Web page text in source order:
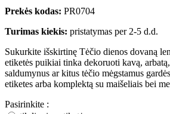
Prekės kodas: PR0704
Turimas kiekis: pristatymas per 2-5 d.d.
Sukurkite išskirtinę Tėčio dienos dovaną
etiketės puikiai tinka dekoruoti kavą,
saldumynus ar kitus tėčio mėgstamus
etiketes arba komplektą su maišeliais bei
Pasirinkite :